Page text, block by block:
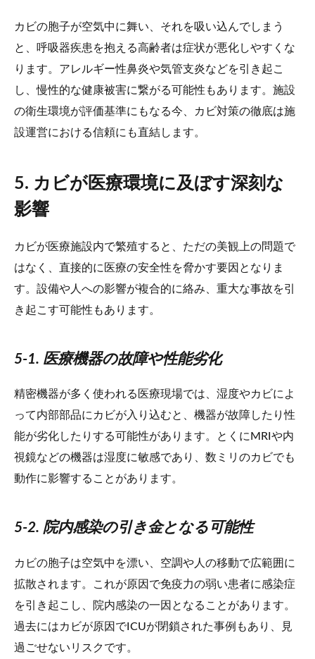
カビの胞子が空気中に舞い、それを吸い込んでしまう
と、呼吸器疾患を抱える高齢者は症状が悪化しやすくな
ります。アレルギー性鼻炎や気管支炎などを引き起こ
し、慢性的な健康被害に繋がる可能性もあります。施設
の衛生環境が評価基準にもなる今、カビ対策の徹底は施
設運営における信頼にも直結します。
5. カビが医療環境に及ぼす深刻な
影響
カビが医療施設内で繁殖すると、ただの美観上の問題で
はなく、直接的に医療の安全性を脅かす要因となりま
す。設備や人への影響が複合的に絡み、重大な事故を引
き起こす可能性もあります。
5-1. 医療機器の故障や性能劣化
精密機器が多く使われる医療現場では、湿度やカビによ
って内部部品にカビが入り込むと、機器が故障したり性
能が劣化したりする可能性があります。とくにMRIや内
視鏡などの機器は湿度に敏感であり、数ミリのカビでも
動作に影響することがあります。
5-2. 院内感染の引き金となる可能性
カビの胞子は空気中を漂い、空調や人の移動で広範囲に
拡散されます。これが原因で免疫力の弱い患者に感染症
を引き起こし、院内感染の一因となることがあります。
過去にはカビが原因でICUが閉鎖された事例もあり、見
過ごせないリスクです。